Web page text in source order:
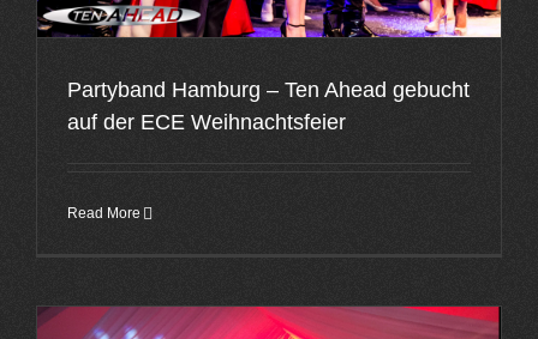
Partyband Hamburg – Ten Ahead gebucht
auf der ECE Weihnachtsfeier
Read More